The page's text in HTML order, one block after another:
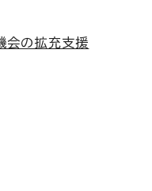
会の拡充支援